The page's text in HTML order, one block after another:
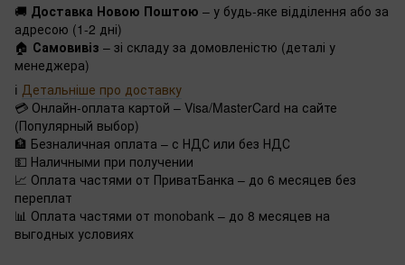
🚚 Доставка Новою Поштою – у будь-яке відділення або за
адресою (1-2 дні)
🏠 Самовивіз – зі складу за домовленістю (деталі у
менеджера)
ℹ️ Детальніше про доставку
💳 Онлайн-оплата картой – Visa/MasterCard на сайте
(Популярный выбор)
🏦 Безналичная оплата – с НДС или без НДС
💵 Наличными при получении
📈 Оплата частями от ПриватБанка – до 6 месяцев без
переплат
📊 Оплата частями от monobank – до 8 месяцев на
выгодных условиях